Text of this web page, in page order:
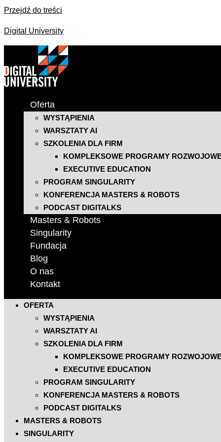
Przejdź do treści
Digital University
Oferta
WYSTĄPIENIA
WARSZTATY AI
SZKOLENIA DLA FIRM
KOMPLEKSOWE PROGRAMY
EXECUTIVE EDUCATION
PROGRAM SINGULARITY
KONFERENCJA MASTERS & ROBOTS
PODCAST DIGITALKS
Masters & Robots
Singularity
Fundacja
Blog
O nas
Kontakt
OFERTA
WYSTĄPIENIA
WARSZTATY AI
SZKOLENIA DLA FIRM
KOMPLEKSOWE PROGRAMY
EXECUTIVE EDUCATION
PROGRAM SINGULARITY
KONFERENCJA MASTERS & ROBOTS
PODCAST DIGITALKS
MASTERS & ROBOTS
SINGULARITY